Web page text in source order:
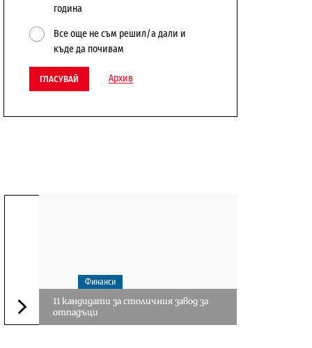
година
Все още не съм решил/а дали и
къде да почивам
ГЛАСУВАЙ Архив
Следваща новина
Финанси
11 кандидати за столичния завод за
отпадъци